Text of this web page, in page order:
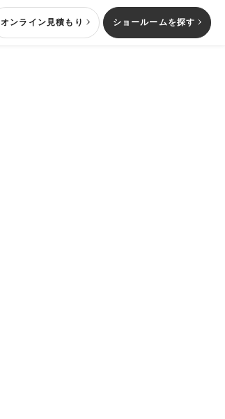
オンライン見積もり ショールームを探す